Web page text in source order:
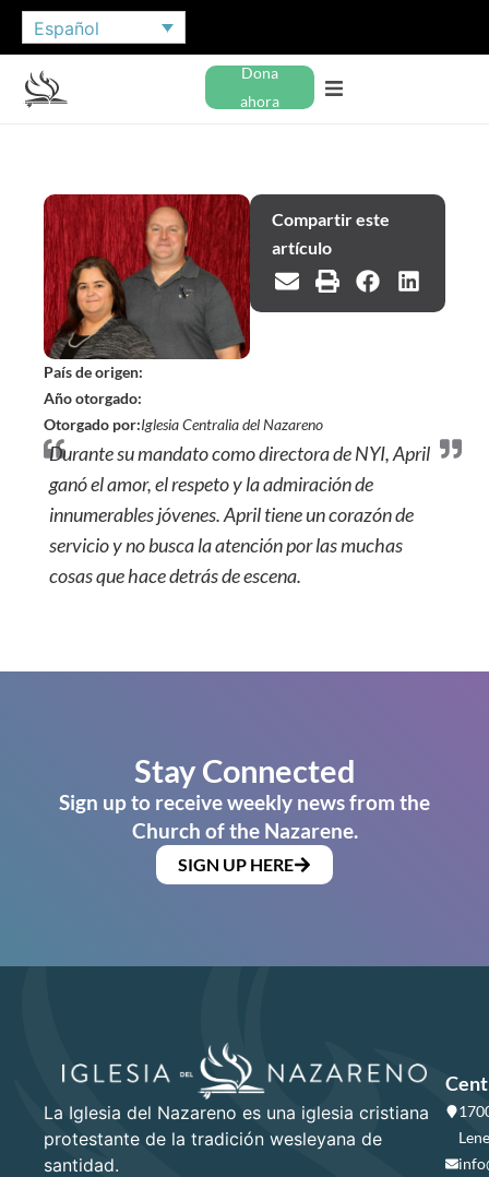
Español
Dona
ahora
Compartir este
artículo
País de origen:
Año otorgado:
Otorgado por:Iglesia Centralia del Nazareno
Durante su mandato como directora de NYI, April
ganó el amor, el respeto y la admiración de
innumerables jóvenes. April tiene un corazón de
servicio y no busca la atención por las muchas
cosas que hace detrás de escena.
Stay Connected
Sign up to receive weekly news from the
Church of the Nazarene.
SIGN UP HERE
La Iglesia del Nazareno es una iglesia cristiana
protestante de la tradición wesleyana de
santidad.